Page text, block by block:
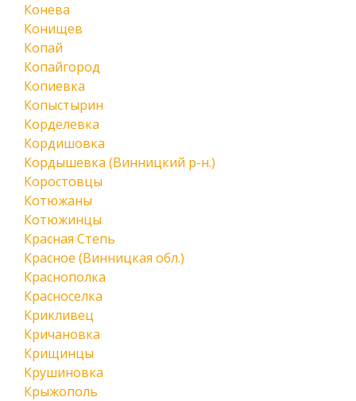
Конева
Конищев
Копай
Копайгород
Копиевка
Копыстырин
Корделевка
Кордишовка
Кордышевка (Винницкий р-н.)
Коростовцы
Котюжаны
Котюжинцы
Красная Степь
Красное (Винницкая обл.)
Краснополка
Красноселка
Крикливец
Кричановка
Крищинцы
Крушиновка
Крыжополь